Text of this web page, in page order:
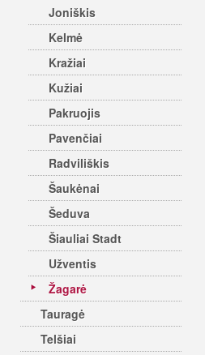
Joniškis
Kelmė
Kražiai
Kužiai
Pakruojis
Pavenčiai
Radviliškis
Šaukėnai
Šeduva
Šiauliai Stadt
Užventis
Žagarė
Tauragė
Telšiai